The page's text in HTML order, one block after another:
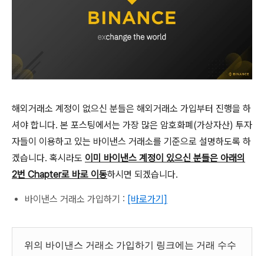
해외거래소 계정이 없으신 분들은 해외거래소 가입부터 진행을 하
셔야 합니다. 본 포스팅에서는 가장 많은 암호화폐(가상자산) 투자
자들이 이용하고 있는 바이낸스 거래소를 기준으로 설명하도록 하
겠습니다. 혹시라도 이미 바이낸스 계정이 있으신 분들은 아래의
2번 Chapter로 바로 이동하시면 되겠습니다.
바이낸스 거래소 가입하기 : [바로가기]
위의 바이낸스 거래소 가입하기 링크에는 거래 수수